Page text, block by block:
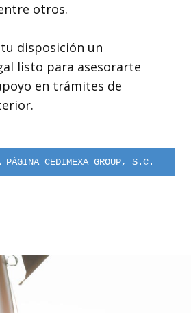
otros.
disposición un
listo para asesorarte
en trámites de
CEDIMEXA GROUP, S.C.